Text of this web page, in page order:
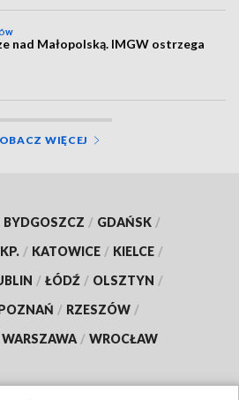
nad Małopolską. IMGW ostrzega
WIĘCEJ
BYDGOSZCZ / GDAŃSK /
/ KATOWICE / KIELCE /
/ ŁÓDŹ / OLSZTYN /
/ RZESZÓW /
WARSZAWA / WROCŁAW